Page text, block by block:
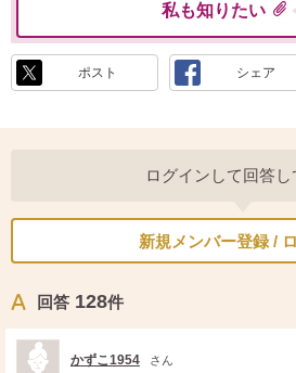
私も知りたい
ポスト シェア
ログインして回答し
新規メンバー登録 /
回答 128件
かずこ1954 さん